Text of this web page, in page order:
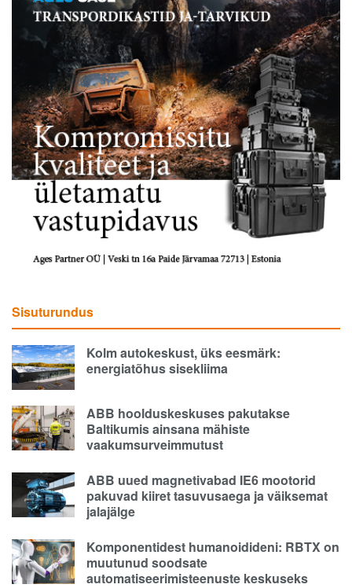
Sisuturundus
Kolm autokeskust, üks eesmärk:
energiatõhus sisekliima
ABB hoolduskeskuses pakutakse
Baltikumis ainsana mähiste
vaakumsurveimmutust
ABB uued magnetivabad IE6 mootorid
pakuvad kiiret tasuvusaega ja väiksemat
jalajälge
Komponentidest humanoidideni: RBTX on
muutunud soodsate
automatiseerimisteenuste keskuseks